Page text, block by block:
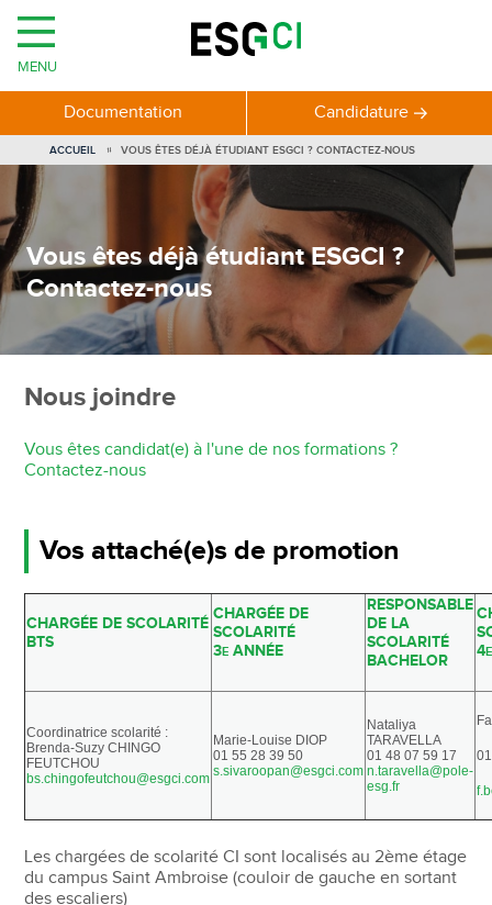
Vous êtes déjà étudiant ESGCI ?
Contactez-nous
Nous joindre
Vous êtes candidat(e) à l'une de nos formations ?
Contactez-nous
Vos attaché(e)s de promotion
CHARGÉE DE SCOLARITÉ
BTS
CHARGÉE DE
SCOLARITÉ
3E ANNÉE
RESPONSABLE
DE LA
SCOLARITÉ
BACHELOR
4E
Coordinatrice scolarité :
Brenda-Suzy CHINGO
FEUTCHOU
bs.chingofeutchou@esgci.com
Marie-Louise DIOP
01 55 28 39 50
s.sivaroopan@esgci.com
Nataliya
TARAVELLA
01 48 07 59 17
n.taravella@pole-
esg.fr
Les chargées de scolarité CI sont localisés au 2ème étage
du campus Saint Ambroise (couloir de gauche en sortant
des escaliers)
MENU
Documentation Candidature
VOUS
ÊTES
ACCUEIL VOUS ÊTES DÉJÀ ÉTUDIANT ESGCI ? CONTACTEZ-NOUS